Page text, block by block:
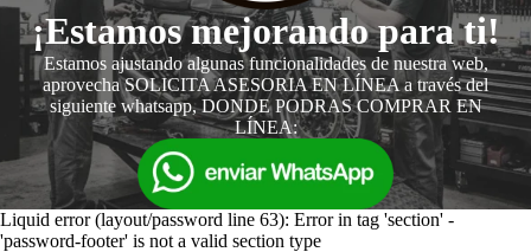
¡Estamos mejorando para ti!
Estamos ajustando algunas funcionalidades de nuestra web,
aprovecha SOLICITA ASESORIA EN LÍNEA a través del
siguiente whatsapp, DONDE PODRAS COMPRAR EN
LÍNEA:
Liquid error (layout/password line 63): Error in tag 'section' -
'password-footer' is not a valid section type